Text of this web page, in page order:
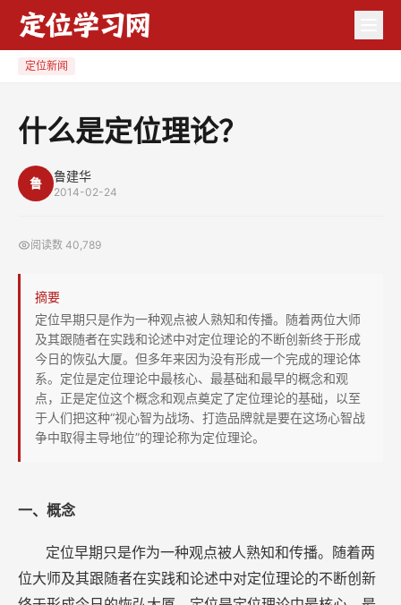
论？
定位新闻
什么是定位理论？
鲁 鲁建华
2014-02-24
阅读数 40,789
摘要
定位早期只是作为一种观点被人熟知和传播。随着两位大师
及其跟随者在实践和论述中对定位理论的不断创新终于形成
今日的恢弘大厦。但多年来因为没有形成一个完成的理论体
系。定位是定位理论中最核心、最基础和最早的概念和观
点，正是定位这个概念和观点奠定了定位理论的基础，以至
于人们把这种“视心智为战场、打造品牌就是要在这场心智战
争中取得主导地位”的理论称为定位理论。
一、概念
定位早期只是作为一种观点被人熟知和传播。随着两
位大师及其跟随者在实践和论述中对定位理论的不断创新